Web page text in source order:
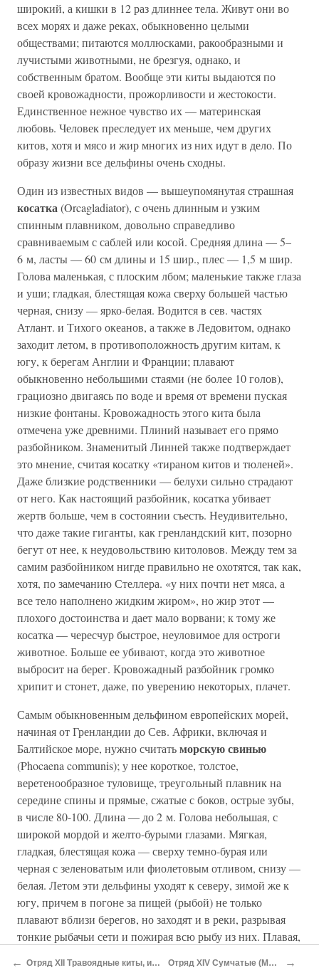
широкий, а кишки в 12 раз длиннее тела. Живут они во
всех морях и даже реках, обыкновенно целыми
обществами; питаются моллюсками, ракообразными и
лучистыми животными, не брезгуя, однако, и
собственным братом. Вообще эти киты выдаются по
своей кровожадности, прожорливости и жестокости.
Единственное нежное чувство их — материнская
любовь. Человек преследует их меньше, чем других
китов, хотя и мясо и жир многих из них идут в дело. По
образу жизни все дельфины очень сходны.
Один из известных видов — вышеупомянутая страшная
косатка(Orcagladiator), с очень длинным и узким
спинным плавником, довольно справедливо
сравниваемым с саблей или косой. Средняя длина — 5–
6 м, ласты — 60 см длины и 15 шир., плес — 1,5 м шир.
Голова маленькая, с плоским лбом; маленькие также глаза
и уши; гладкая, блестящая кожа сверху большей частью
черная, снизу — ярко-белая. Водится в сев. частях
Атлант. и Тихого океанов, а также в Ледовитом, однако
заходит летом, в противоположность другим китам, к
югу, к берегам Англии и Франции; плавают
обыкновенно небольшими стаями (не более 10 голов),
грациозно двигаясь по воде и время от времени пуская
низкие фонтаны. Кровожадность этого кита была
отмечена уже древними. Плиний называет его прямо
разбойником. Знаменитый Линней также подтверждает
это мнение, считая косатку «тираном китов и тюленей».
Даже близкие родственники — белухи сильно страдают
от него. Как настоящий разбойник, косатка убивает
жертв больше, чем в состоянии съесть. Неудивительно,
что даже такие гиганты, как гренландский кит, позорно
бегут от нее, к неудовольствию китоловов. Между тем за
самим разбойником нигде правильно не охотятся, так как,
хотя, по замечанию Стеллера. «у них почти нет мяса, а
все тело наполнено жидким жиром», но жир этот —
плохого достоинства и дает мало ворвани; к тому же
косатка — чересчур быстрое, неуловимое для остроги
животное. Больше ее убивают, когда это животное
выбросит на берег. Кровожадный разбойник громко
хрипит и стонет, даже, по уверению некоторых, плачет.
Самым обыкновенным дельфином европейских морей,
начиная от Гренландии до Сев. Африки, включая и
Балтийское море, нужно считатьморскую свинью
(Phocaena communis); у нее короткое, толстое,
веретенообразное туловище, треугольный плавник на
середине спины и прямые, сжатые с боков, острые зубы,
в числе 80-100. Длина — до 2 м. Голова небольшая, с
широкой мордой и желто-бурыми глазами. Мягкая,
гладкая, блестящая кожа — сверху темно-бурая или
черная с зеленоватым или фиолетовым отливом, снизу —
белая. Летом эти дельфины уходят к северу, зимой же к
югу, причем в погоне за пищей (рыбой) не только
плавают вблизи берегов, но заходят и в реки, разрывая
тонкие рыбачьи сети и пожирая всю рыбу из них. Плавая,
вниз, валяется на воде (перед бурей) и вообще держит
← Отряд XII Травоядные киты, или сирены Отряд XIV Сумчатые (Marsupialia) →